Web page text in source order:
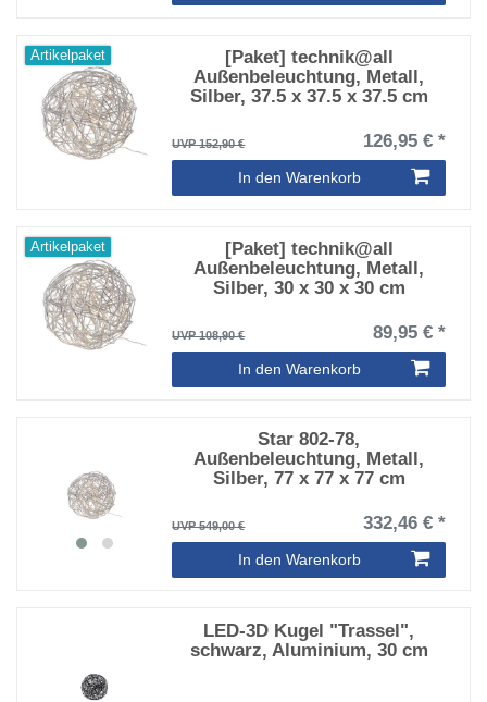
Artikelpaket
[Paket] technik@all
Außenbeleuchtung, Metall,
Silber, 37.5 x 37.5 x 37.5 cm
UVP 152,90 € 126,95 € *
In den Warenkorb
Artikelpaket
[Paket] technik@all
Außenbeleuchtung, Metall,
Silber, 30 x 30 x 30 cm
UVP 108,90 € 89,95 € *
In den Warenkorb
Star 802-78,
Außenbeleuchtung, Metall,
Silber, 77 x 77 x 77 cm
UVP 549,00 € 332,46 € *
In den Warenkorb
LED-3D Kugel "Trassel",
schwarz, Aluminium, 30 cm